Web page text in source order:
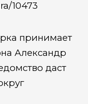
10473
принимает
Александр
даст